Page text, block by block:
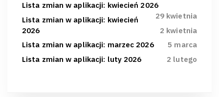
Lista zmian w aplikacji: kwiecień 2026
29 kwietnia
Lista zmian w aplikacji: kwiecień
2026
2 kwietnia
Lista zmian w aplikacji: marzec 2026
5 marca
Lista zmian w aplikacji: luty 2026
2 lutego